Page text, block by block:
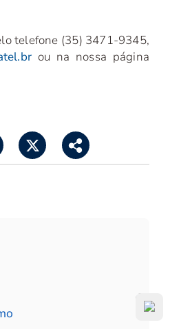
telefone (35) 3471-9345,
ou na nossa página